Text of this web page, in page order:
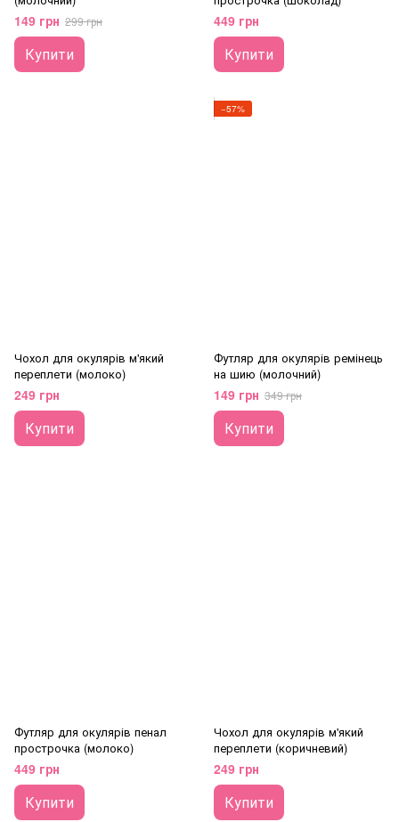
149 грн 299 грн
Купити
449 грн
Купити
Чохол для окулярів м'який
переплети (молоко)
249 грн
Купити
−57%
Футляр для окулярів ремінець
на шию (молочний)
149 грн 349 грн
Купити
Футляр для окулярів пенал
прострочка (молоко)
449 грн
Купити
Чохол для окулярів м'який
переплети (коричневий)
249 грн
Купити